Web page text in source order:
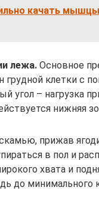
качать
лежа. Основное
грудной клетки с
угол – нагрузка
нижняя
прижав
в пол и
хвата и
до минимального